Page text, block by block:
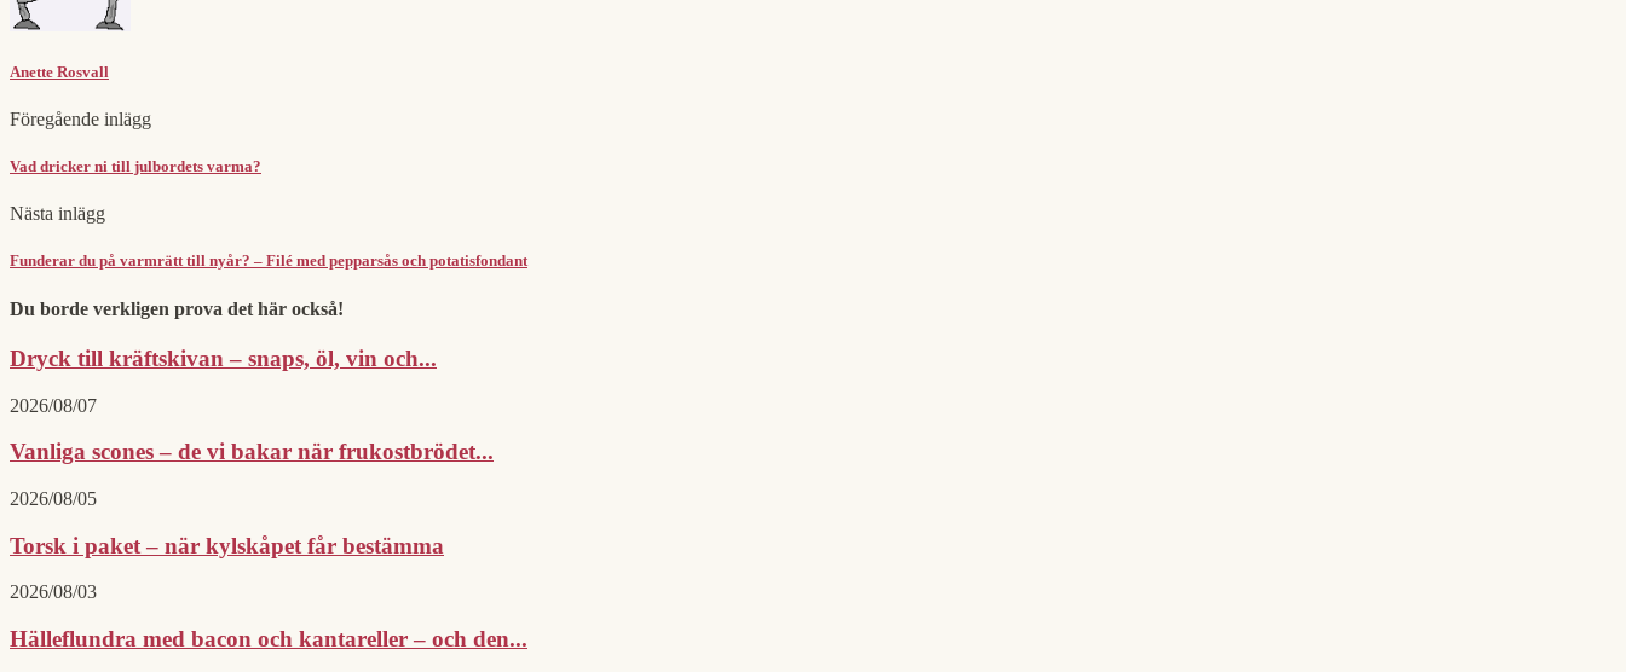
Anette Rosvall
Föregående inlägg
Vad dricker ni till julbordets varma?
Nästa inlägg
Funderar du på varmrätt till nyår? – Filé med pepparsås och potatisfondant
Du borde verkligen prova det här också!
Dryck till kräftskivan – snaps, öl, vin och...
2026/08/07
Vanliga scones – de vi bakar när frukostbrödet...
2026/08/05
Torsk i paket – när kylskåpet får bestämma
2026/08/03
Hälleflundra med bacon och kantareller – och den...